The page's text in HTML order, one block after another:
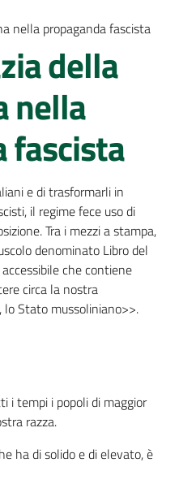
nella propaganda fascista
della
nella
fascista
e di trasformarli in
il regime fece uso di
Tra i mezzi a stampa,
denominato Libro del
che contiene
circa la nostra
lo Stato mussoliniano>>.
i tempi i popoli di maggior
razza.
ha di solido e di elevato, è